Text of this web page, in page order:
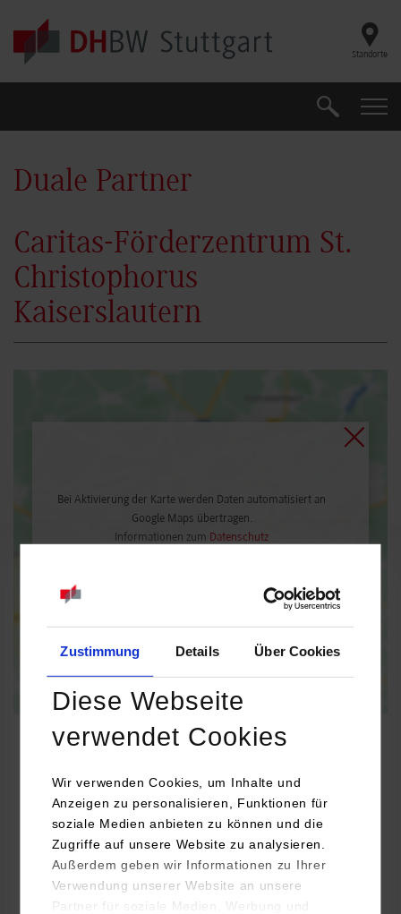
Zustimmung Details Über Cookies
Diese Webseite
verwendet Cookies
Wir verwenden Cookies, um Inhalte und
Anzeigen zu personalisieren, Funktionen für
soziale Medien anbieten zu können und die
Zugriffe auf unsere Website zu analysieren.
Außerdem geben wir Informationen zu Ihrer
Verwendung unserer Website an unsere
Partner für soziale Medien, Werbung und
Skip to main content
Standorte
Suche
Duale Partner
Caritas-Förderzentrum St.
Christophorus
Kaiserslautern
Bei Aktivierung der Karte werden Daten automatisiert an
Google Maps übertragen.
Informationen zum Datenschutz
Soziale Arbeit mit Menschen in existenziellen Notlagen-Menschen
in Armutslagen
Caritas-Förderzentrum St. Christophorus Kaiserslautern
Logenstr. 44